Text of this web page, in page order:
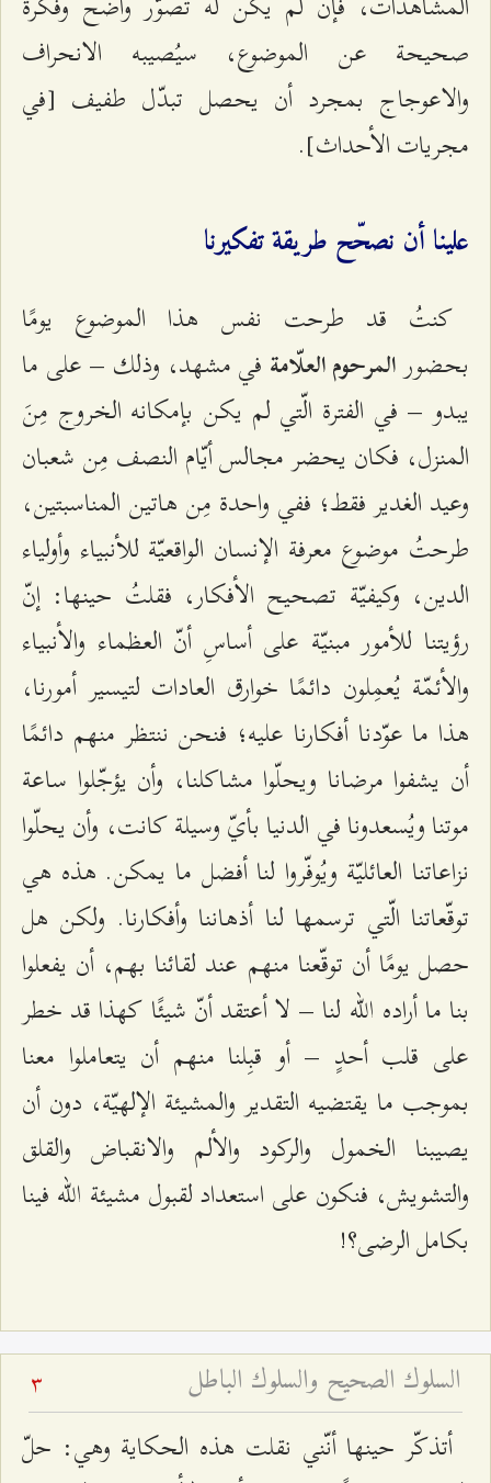
صحيحة عن الموضوع، سيُصيبه الانحراف
والاعوجاج بمجرد أن يحصل تبدّل طفيف [في
مجريات الأحداث].
علينا أن نصحّح طريقة تفكيرنا
كنتُ قد طرحت نفس هذا الموضوع يومًا
بحضورالمرحوم العلّامة في مشهد، وذلك – على ما
يبدو – في الفترة الّتي لم يكن بإمكانه الخروج مِنَ
المنزل، فكان يحضر مجالس أيّام النصف مِن شعبان
وعيد الغدير فقط؛ ففي واحدة مِن هاتين المناسبتين،
طرحتُ موضوع معرفة الإنسان الواقعيّة للأنبياء وأولياء
الدين، وكيفيّة تصحيح الأفكار، فقلتُ حينها: إنّ
رؤيتنا للأمور مبنيّة على أساسِ أنّ العظماء والأنبياء
والأئمّة يُعمِلون دائمًا خوارق العادات لتيسير أمورنا،
هذا ما عوّدنا أفكارنا عليه؛ فنحن ننتظر منهم دائمًا
أن يشفوا مرضانا ويحلّوا مشاكلنا، وأن يؤجّلوا ساعة
موتنا ويُسعدونا في الدنيا بأيّ وسيلة كانت، وأن يحلّوا
نزاعاتنا العائليّة ويُوفّروا لنا أفضل ما يمكن. هذه هي
توقّعاتنا الّتي ترسمها لنا أذهاننا وأفكارنا. ولكن هل
حصل يومًا أن توقّعنا منهم عند لقائنا بهم، أن يفعلوا
بنا ما أراده الله لنا – لا أعتقد أنّ شيئًا كهذا قد خطر
على قلب أحدٍ – أو قبِلنا منهم أن يتعاملوا معنا
بموجب ما يقتضيه التقدير والمشيئة الإلهيّة، دون أن
يصيبنا الخمول والركود والألم والانقباض والقلق
والتشويش، فنكون على استعداد لقبول مشيئة الله فينا
بكامل الرضى؟!
السلوك الصحيح والسلوك الباطل 3
أتذكّر حينها أنّني نقلت هذه الحكاية وهي: حلّ